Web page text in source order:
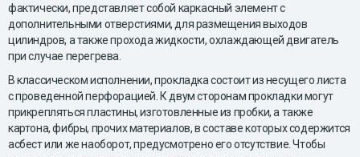
фактически, представляет собой каркасный элемент с
дополнительными отверстиями, для размещения выходов
цилиндров, а также прохода жидкости, охлаждающей двигатель
при случае перегрева.
В классическом исполнении, прокладка состоит из несущего листа
с проведенной перфорацией. К двум сторонам прокладки могут
прикрепляться пластины, изготовленные из пробки, а также
картона, фибры, прочих материалов, в составе которых содержится
асбест или же наоборот, предусмотрено его отсутствие. Чтобы